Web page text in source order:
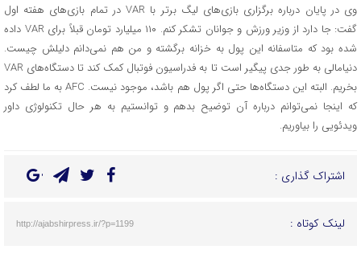
وی در پایان درباره برگزاری بازی‌های لیگ برتر با VAR در تمام بازی‌های هفته اول
گفت: جا دارد از وزیر ورزش و جوانان تشکر کنم. ۱۱۰ میلیارد تومان قبلاً برای VAR داده
شده بود که متاسفانه این پول به خزانه برگشته و من هم نمی‌دانم دلیلش چیست.
دنیامالی به طور جدی پیگیر است تا به فدراسیون فوتبال کمک کند تا دستگاه‌های VAR
بخریم. البته این دستگاه‌ها حتی اگر پول هم باشد، موجود نیست. AFC به ما لطف کرد
که اینجا نمی‌توانم درباره آن توضیح بدهم و توانستیم به هر حال تکنولوژی داور
ویدئویی را بیاوریم.
اشتراک گذاری :
لینک کوتاه : http://ajabshirpress.ir/?p=1199